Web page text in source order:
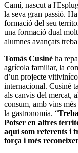
Camí, nascut a
la seva gran passió.
formació del seu
una formació dual
alumnes avançats
Tomàs Cusiné ha
agrícola familiar, la
d’un projecte
internacional. Cusiné
als canvis del mercat,
consum, amb vins
la gastronomia. “
Potser en altres
aquí som referents i
força i més